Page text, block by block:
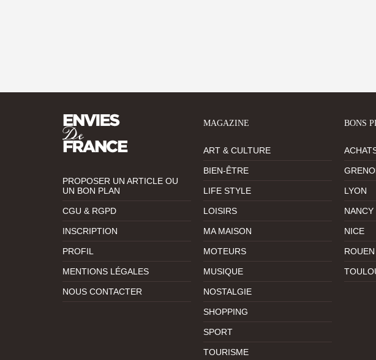
PROPOSER UN ARTICLE OU
UN BON PLAN
CGU & RGPD
INSCRIPTION
PROFIL
MENTIONS LÉGALES
NOUS CONTACTER
MAGAZINE
ART & CULTURE
BIEN-ÊTRE
LIFE STYLE
LOISIRS
MA MAISON
MOTEURS
MUSIQUE
NOSTALGIE
SHOPPING
SPORT
TOURISME
BONS
LYON
NANCY
NICE
ROUEN